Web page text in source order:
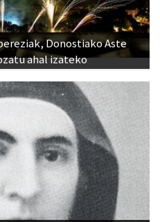
Donostiako Aste
ahal izateko